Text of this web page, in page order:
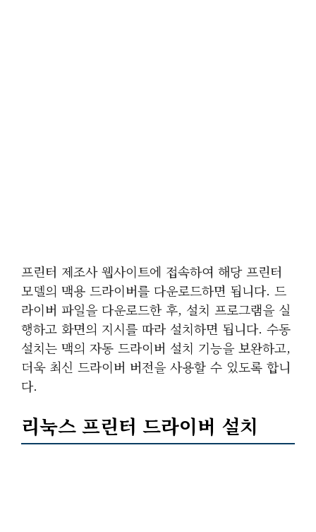
프린터 제조사 웹사이트에 접속하여 해당 프린터
모델의 맥용 드라이버를 다운로드하면 됩니다. 드
라이버 파일을 다운로드한 후, 설치 프로그램을 실
행하고 화면의 지시를 따라 설치하면 됩니다. 수동
설치는 맥의 자동 드라이버 설치 기능을 보완하고,
더욱 최신 드라이버 버전을 사용할 수 있도록 합니
다.
리눅스 프린터 드라이버 설치